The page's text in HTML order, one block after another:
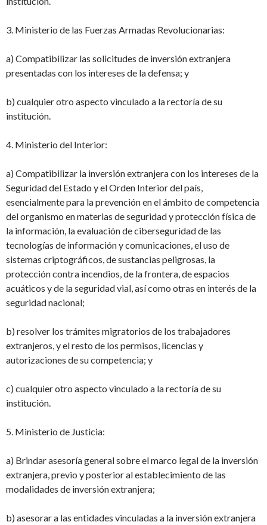
3. Ministerio de las Fuerzas Armadas Revolucionarias:
a) Compatibilizar las solicitudes de inversión extranjera
presentadas con los intereses de la defensa; y
b) cualquier otro aspecto vinculado a la rectoría de su
institución.
4. Ministerio del Interior:
a) Compatibilizar la inversión extranjera con los intereses de la
Seguridad del Estado yel Orden Interior del país,
esencialmente para la prevención en el ámbito de competencia
del organismo en materias de seguridad y protección física de
la información, la evaluación de ciberseguridad de las
tecnologías de información y comunicaciones, el uso de
sistemas criptográficos, de sustancias peligrosas, la
protección contra incendios, de la frontera, de espacios
acuáticos y de la seguridad vial, así como otras en interés de la
seguridad nacional;
b) resolver los trámites migratorios de los trabajadores
extranjeros, y el resto de los permisos, licencias y
autorizaciones de su competencia; y
c) cualquier otro aspecto vinculado a la rectoría de su
institución.
5. Ministerio de Justicia:
a) Brindar asesoría general sobre el marco legal de la inversión
extranjera, previo yposterior al establecimiento de las
modalidades de inversión extranjera;
b) asesorar a las entidades vinculadas a la inversión extranjera